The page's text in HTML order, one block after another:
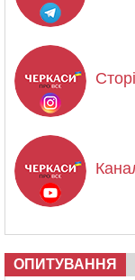
ОПИТУВАННЯ